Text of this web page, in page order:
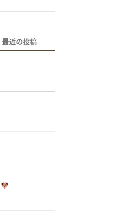
最近の投稿